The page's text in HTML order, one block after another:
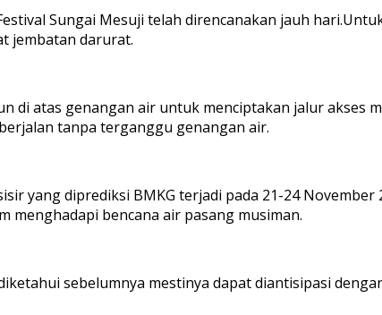
Sungai Mesuji telah direncanakan jauh
jembatan darurat.
di atas genangan air untuk menciptakan jalur akses
tanpa terganggu genangan air.
yang diprediksi BMKG terjadi pada 21-24
menghadapi bencana air pasang musiman.
sebelumnya mestinya dapat diantisipasi